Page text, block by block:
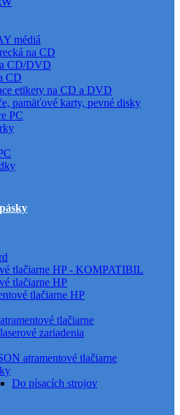
médiá
na CD
CD/DVD
CD
etikety na CD a DVD
pamäťové karty, pevné disky
PC
tlačiarne HP - KOMPATIBIL
tlačiarne HP
tlačiarne HP
tlačiarne
zariadenia
atramentové tlačiarne
Do písacích strojov